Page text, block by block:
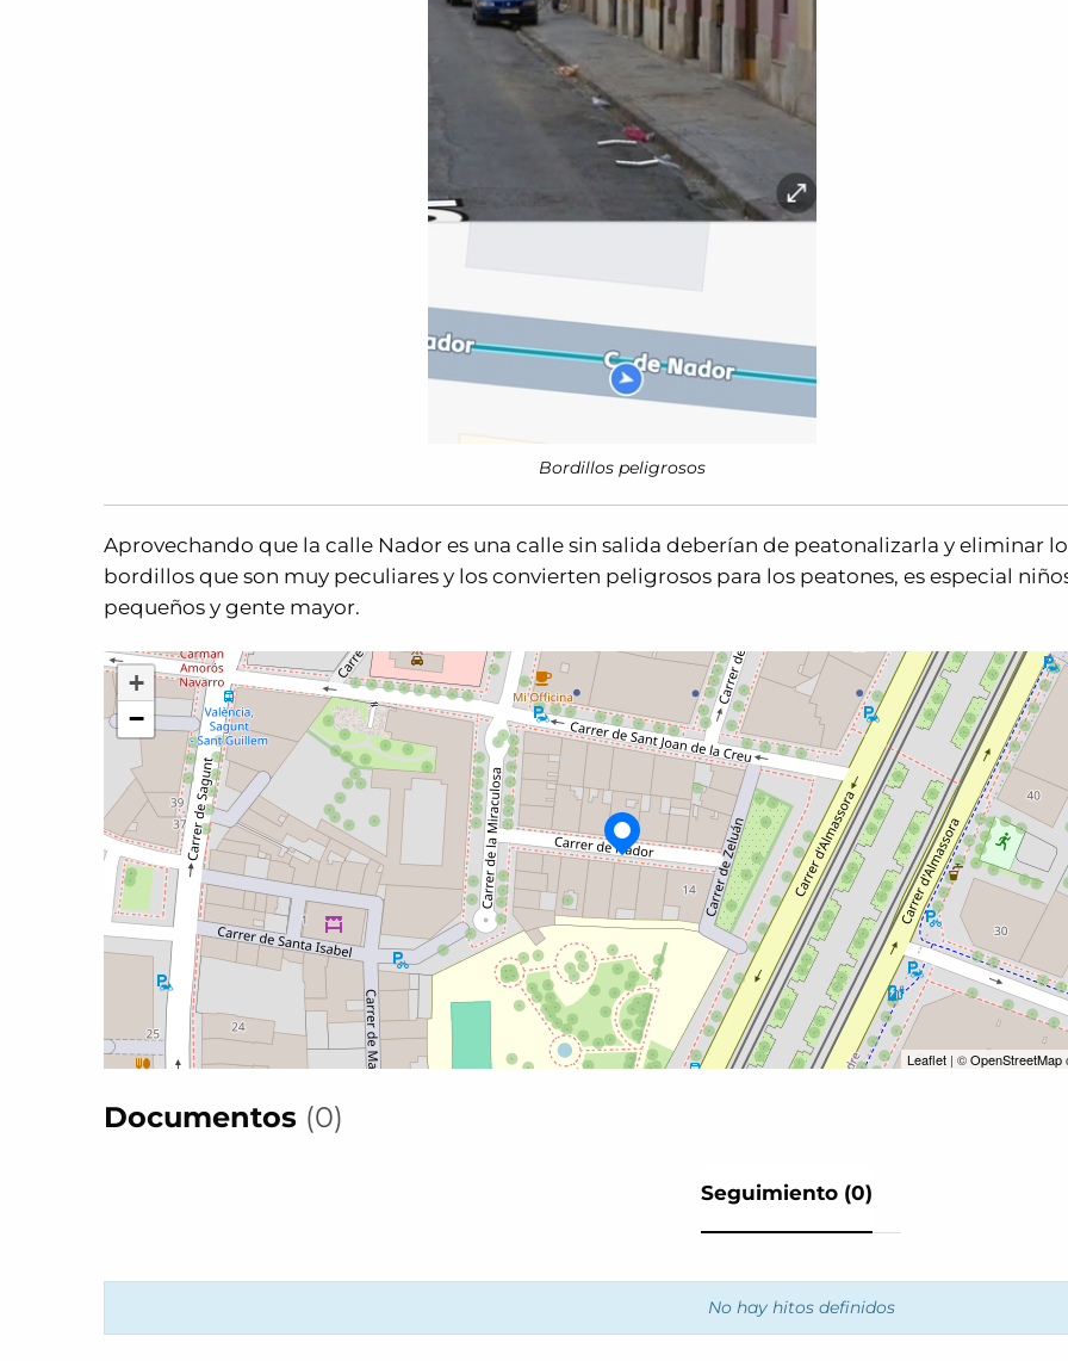
Bordillos peligrosos
Aprovechando que la calle Nador es una calle sin salida deberían de peatonalizarla y eliminar
bordillos que son muy peculiares y los convierten peligrosos para los peatones, es especial
pequeños y gente mayor.
+
−
Leaflet | ©OpenStreetMap
Documentos (0)
Seguimiento (0)
No hay hitos definidos